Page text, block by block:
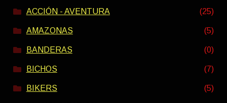
ACCIÓN - AVENTURA (25)
AMAZONAS (5)
BANDERAS (0)
BICHOS (7)
BIKERS (5)